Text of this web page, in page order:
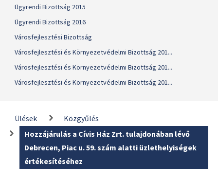
Ügyrendi Bizottság 2015
Ügyrendi Bizottság 2016
Városfejlesztési Bizottság
Városfejlesztési és Környezetvédelmi Bizottság 201...
Városfejlesztési és Környezetvédelmi Bizottság 201...
Városfejlesztési és Környezetvédelmi Bizottság 201...
Ülések
Közgyűlés
Hozzájárulás a Cívis Ház Zrt. tulajdonában lévő
Debrecen, Piac u. 59. szám alatti üzlethelyiségek
értékesítéséhez